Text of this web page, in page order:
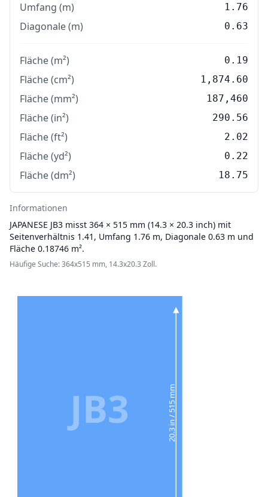
Umfang (m) 1.76
Diagonale (m) 0.63
Fläche (m²) 0.19
Fläche (cm²) 1,874.60
Fläche (mm²) 187,460
Fläche (in²) 290.56
Fläche (ft²) 2.02
Fläche (yd²) 0.22
Fläche (dm²) 18.75
Informationen
JAPANESE JB3 misst 364 × 515 mm (14.3 × 20.3 inch) mit
Seitenverhältnis 1.41, Umfang 1.76 m, Diagonale 0.63 m und
Fläche 0.18746 m².
Häufige Suche: 364x515 mm, 14.3x20.3 Zoll.
20.3 in / 515 mm
JB3